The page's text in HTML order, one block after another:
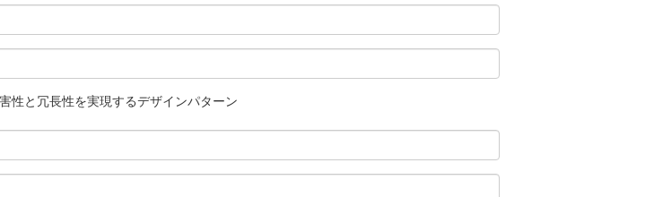
性と冗長性を実現するデザインパターン